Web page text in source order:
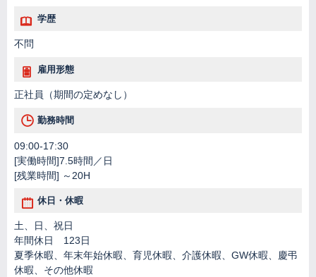
学歴
不問
雇用形態
正社員（期間の定めなし）
勤務時間
09:00-17:30
[実働時間]7.5時間／日
[残業時間] ～20H
休日・休暇
土、日、祝日
年間休日 123日
夏季休暇、年末年始休暇、育児休暇、介護休暇、GW休暇、慶弔
休暇、その他休暇